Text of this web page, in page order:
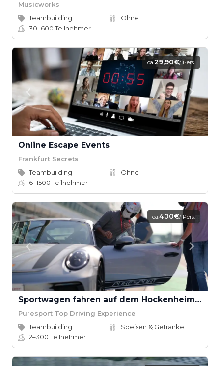
Musicworks
Teambuilding
Ohne
30–600Teilnehmer
ca.29,90€/ Pers.
Online Escape Events
Frankfurt Secrets
Teambuilding
Ohne
6–1500Teilnehmer
ca.400€/ Pers.
Sportwagen fahren auf dem Hockenheimring
Puresport Top Driving Experience
Teambuilding
Speisen & Getränke
2–300Teilnehmer